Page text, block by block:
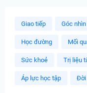
Giao tiếp Góc
Học đường Mối
Sức khoẻ Trị liệu
Áp lực học tập Đời